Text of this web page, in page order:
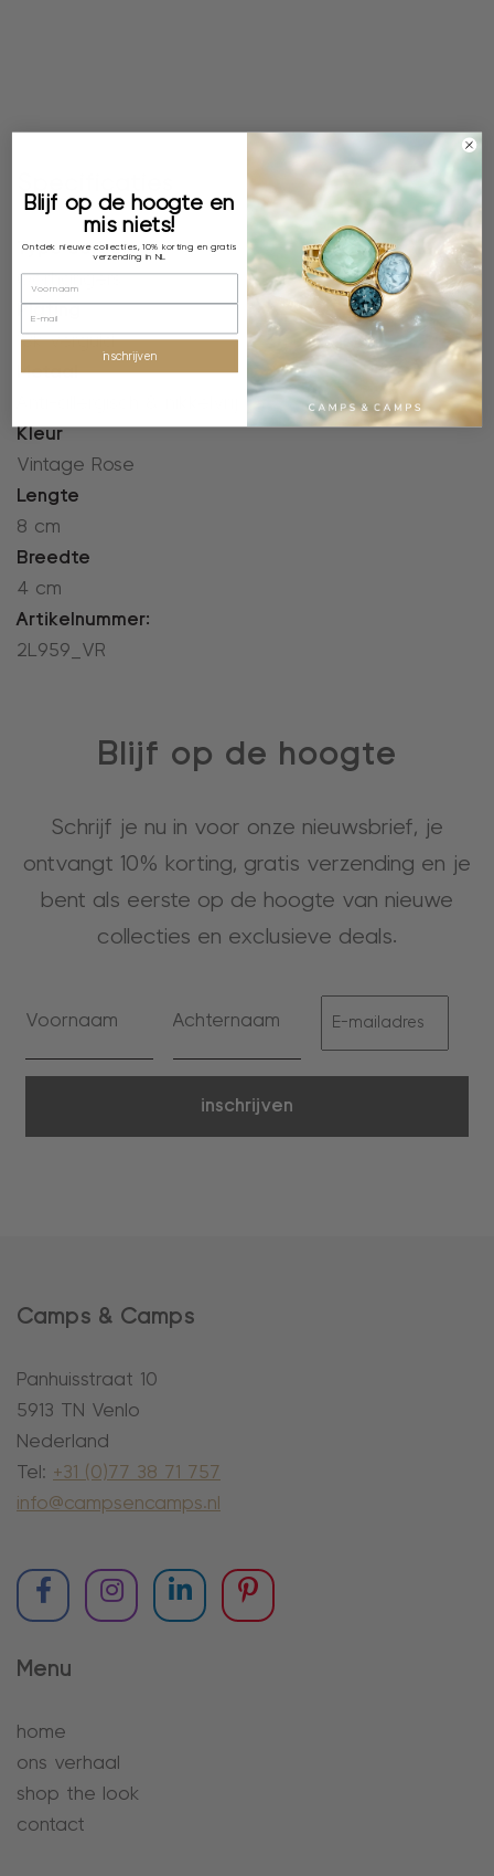
Type oorbel
Oorhangers
Plating
18k verguld
Metaal
Kleur
Vintage Rose
Lengte
8 cm
Breedte
4 cm
Artikelnummer:
2L959_VR
Blijf op de hoogte
Schrijf je nu in voor onze nieuwsbrief, je
ontvangt 10% korting, gratis verzending en je
bent als eerste op de hoogte van nieuwe
collecties en exclusieve deals.
inschrijven
Camps & Camps
Panhuisstraat 10
5913 TN Venlo
Nederland
Tel: +31 (0)77 38 71 757
info@campsencamps.nl
Menu
home
ons verhaal
shop the look
contact
Blijf op de hoogte en
mis niets!
Ontdek nieuwe collecties, 10% korting en gratis
verzending in NL
inschrijven